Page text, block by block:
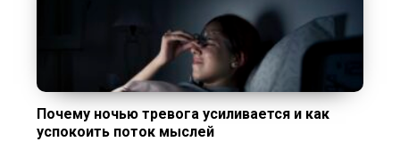
Почему ночью тревога усиливается и как
успокоить поток мыслей